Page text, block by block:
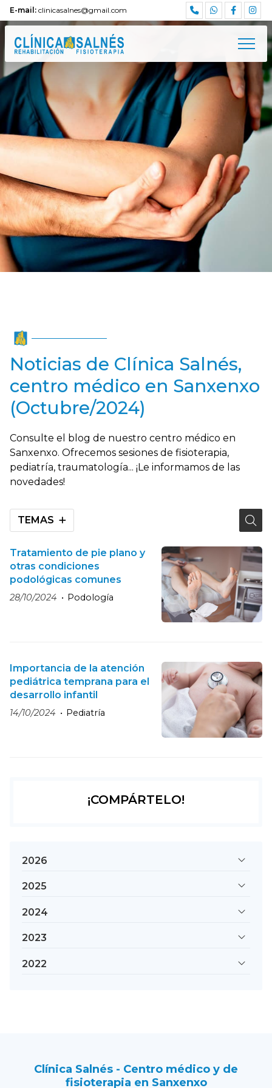
E-mail: clinicasalnes@gmail.com
Noticias de Clínica Salnés,
centro médico en Sanxenxo
(Octubre/2024)
Consulte el blog de nuestro centro médico en
Sanxenxo. Ofrecemos sesiones de fisioterapia,
pediatría, traumatología... ¡Le informamos de las
novedades!
TEMAS
Tratamiento de pie plano y
otras condiciones
podológicas comunes
28/10/2024 Podología
Importancia de la atención
pediátrica temprana para el
desarrollo infantil
14/10/2024 Pediatría
¡COMPÁRTELO!
2026
2025
2024
2023
2022
Clínica Salnés - Centro médico y de
fisioterapia en Sanxenxo